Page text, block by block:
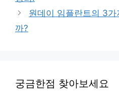
원데이 임플란트의 3
까?
궁금한점 찾아보세요